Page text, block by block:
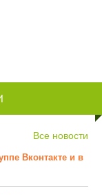
Все новости
Вконтакте и в